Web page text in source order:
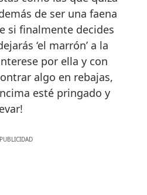
de ser una faena
si finalmente decides
‘el marrón’ a la
por ella y con
algo en rebajas,
esté pringado y